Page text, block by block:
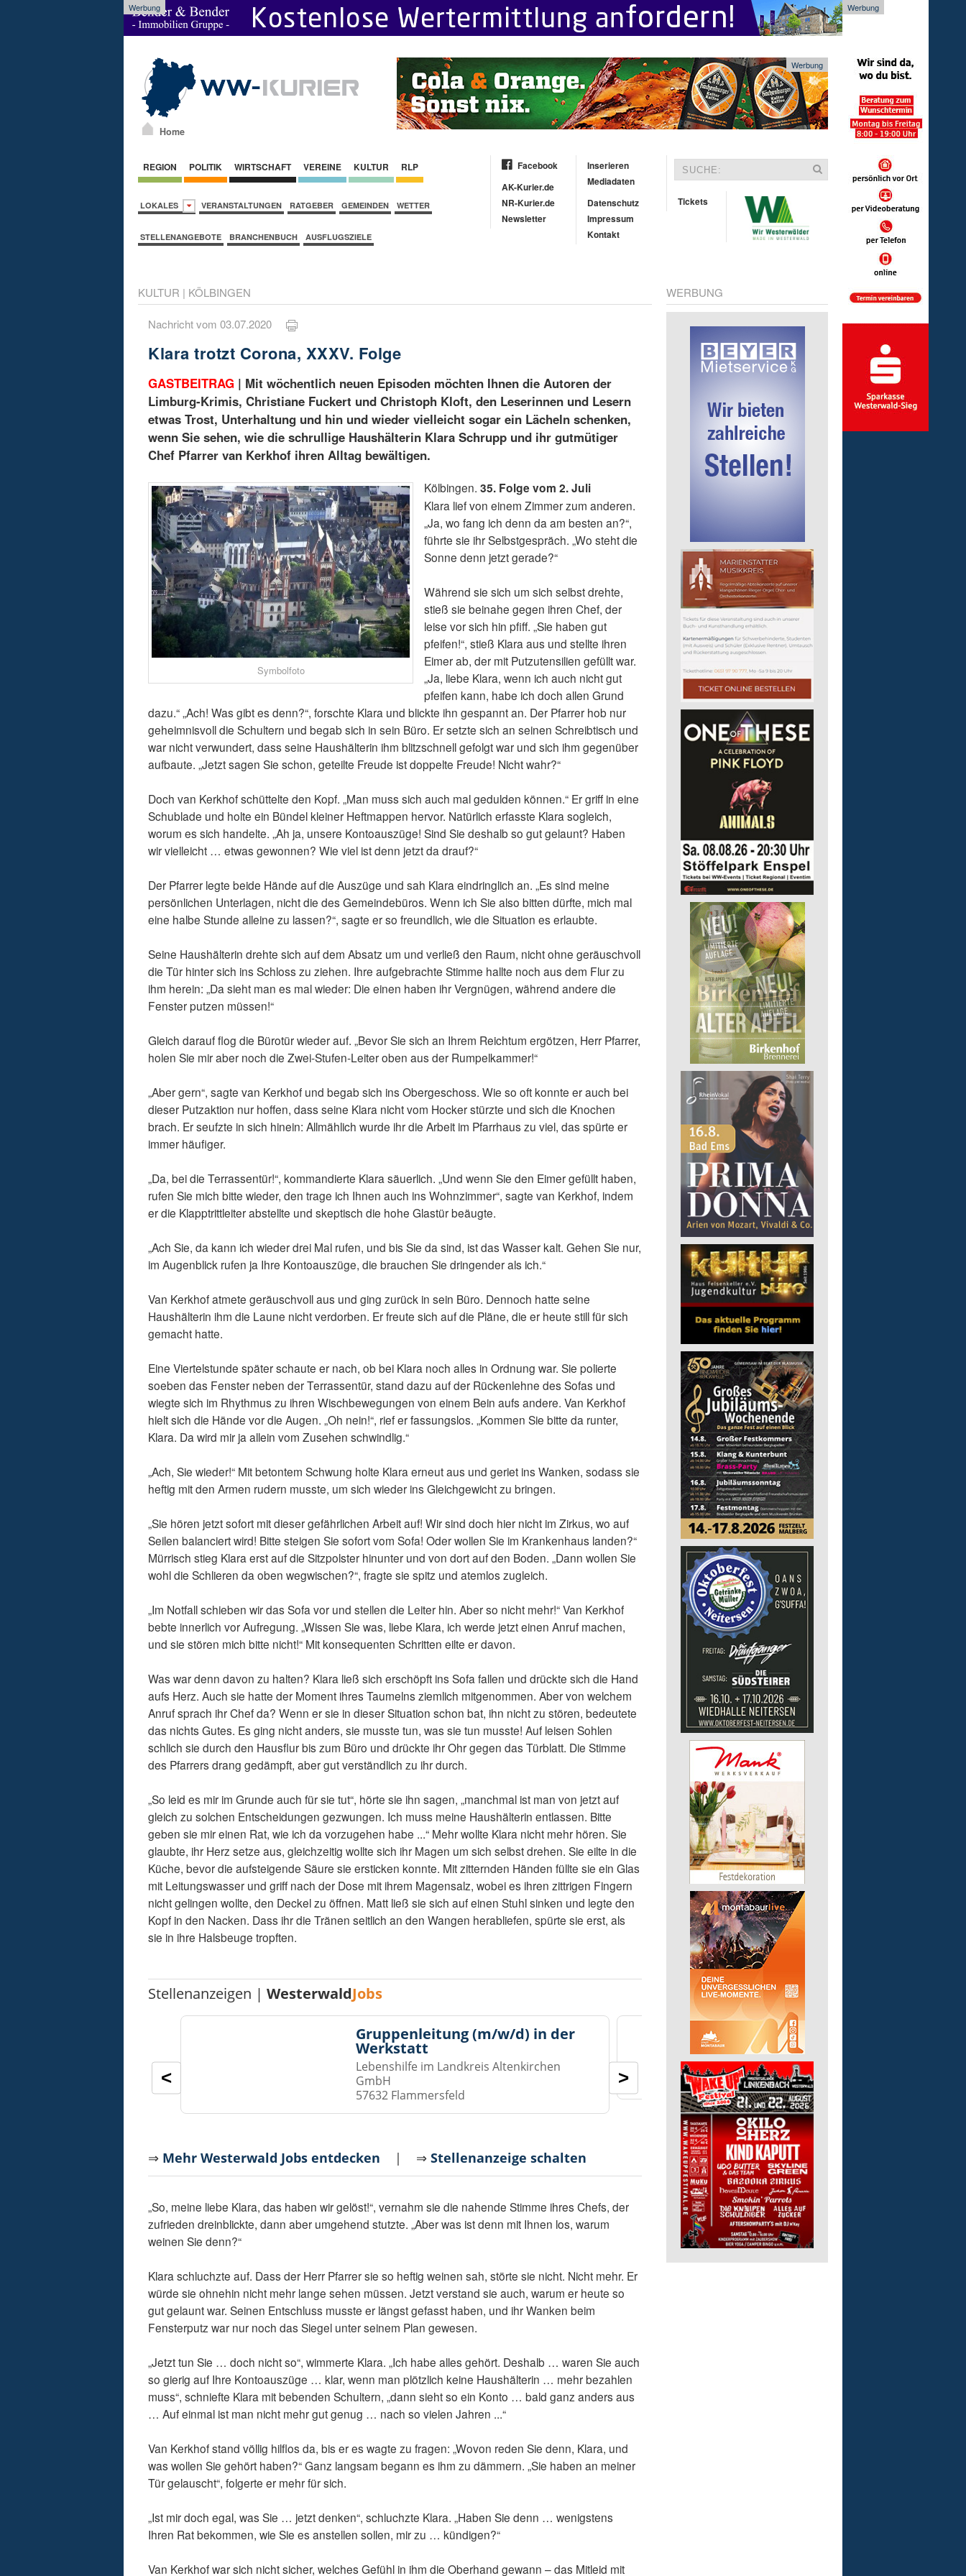
Werbung Werbung
Home
Werbung
REGION POLITIK WIRTSCHAFT VEREINE KULTUR RLP
LOKALES VERANSTALTUNGEN RATGEBER GEMEINDEN WETTER
STELLENANGEBOTE BRANCHENBUCH AUSFLUGSZIELE
Facebook
AK-Kurier.de
NR-Kurier.de
Newsletter
Inserieren
Mediadaten
Datenschutz
Impressum
Kontakt
Tickets
KULTUR | KÖLBINGEN
Nachricht vom 03.07.2020
Klara trotzt Corona, XXXV. Folge
GASTBEITRAG | Mit wöchentlich neuen Episoden möchten Ihnen die Autoren der
Limburg-Krimis, Christiane Fuckert und Christoph Kloft, den Leserinnen und Lesern
etwas Trost, Unterhaltung und hin und wieder vielleicht sogar ein Lächeln schenken,
wenn Sie sehen, wie die schrullige Haushälterin Klara Schrupp und ihr gutmütiger
Chef Pfarrer van Kerkhof ihren Alltag bewältigen.
Symbolfoto
Kölbingen.35. Folge vom 2. Juli
Klara lief von einem Zimmer zum anderen.
„Ja, wo fang ich denn da am besten an?“,
führte sie ihr Selbstgespräch. „Wo steht die
Sonne denn jetzt gerade?“
Während sie sich um sich selbst drehte,
stieß sie beinahe gegen ihren Chef, der
leise vor sich hin pfiff. „Sie haben gut
pfeifen!“, stieß Klara aus und stellte ihren
Eimer ab, der mit Putzutensilien gefüllt war.
„Ja, liebe Klara, wenn ich auch nicht gut
pfeifen kann, habe ich doch allen Grund
dazu.“ „Ach! Was gibt es denn?“, forschte Klara und blickte ihn gespannt an. Der Pfarrer hob nur
geheimnisvoll die Schultern und begab sich in sein Büro. Er setzte sich an seinen Schreibtisch und
war nicht verwundert, dass seine Haushälterin ihm blitzschnell gefolgt war und sich ihm gegenüber
aufbaute. „Jetzt sagen Sie schon, geteilte Freude ist doppelte Freude! Nicht wahr?“
Doch van Kerkhof schüttelte den Kopf. „Man muss sich auch mal gedulden können.“ Er griff in eine
Schublade und holte ein Bündel kleiner Heftmappen hervor. Natürlich erfasste Klara sogleich,
worum es sich handelte. „Ah ja, unsere Kontoauszüge! Sind Sie deshalb so gut gelaunt? Haben
wir vielleicht … etwas gewonnen? Wie viel ist denn jetzt da drauf?“
Der Pfarrer legte beide Hände auf die Auszüge und sah Klara eindringlich an. „Es sind meine
persönlichen Unterlagen, nicht die des Gemeindebüros. Wenn ich Sie also bitten dürfte, mich mal
eine halbe Stunde alleine zu lassen?“, sagte er so freundlich, wie die Situation es erlaubte.
Seine Haushälterin drehte sich auf dem Absatz um und verließ den Raum, nicht ohne geräuschvoll
die Tür hinter sich ins Schloss zu ziehen. Ihre aufgebrachte Stimme hallte noch aus dem Flur zu
ihm herein: „Da sieht man es mal wieder: Die einen haben ihr Vergnügen, während andere die
Fenster putzen müssen!“
Gleich darauf flog die Bürotür wieder auf. „Bevor Sie sich an Ihrem Reichtum ergötzen, Herr Pfarrer,
holen Sie mir aber noch die Zwei-Stufen-Leiter oben aus der Rumpelkammer!“
„Aber gern“, sagte van Kerkhof und begab sich ins Obergeschoss. Wie so oft konnte er auch bei
dieser Putzaktion nur hoffen, dass seine Klara nicht vom Hocker stürzte und sich die Knochen
brach. Er seufzte in sich hinein: Allmählich wurde ihr die Arbeit im Pfarrhaus zu viel, das spürte er
immer häufiger.
„Da, bei die Terrassentür!“, kommandierte Klara säuerlich. „Und wenn Sie den Eimer gefüllt haben,
rufen Sie mich bitte wieder, den trage ich Ihnen auch ins Wohnzimmer“, sagte van Kerkhof, indem
er die Klapptrittleiter abstellte und skeptisch die hohe Glastür beäugte.
„Ach Sie, da kann ich wieder drei Mal rufen, und bis Sie da sind, ist das Wasser kalt. Gehen Sie nur,
im Augenblick rufen ja Ihre Kontoauszüge, die brauchen Sie dringender als ich.“
Van Kerkhof atmete geräuschvoll aus und ging zurück in sein Büro. Dennoch hatte seine
Haushälterin ihm die Laune nicht verdorben. Er freute sich auf die Pläne, die er heute still für sich
gemacht hatte.
Eine Viertelstunde später schaute er nach, ob bei Klara noch alles in Ordnung war. Sie polierte
soeben das Fenster neben der Terrassentür, stand dazu auf der Rückenlehne des Sofas und
wiegte sich im Rhythmus zu ihren Wischbewegungen von einem Bein aufs andere. Van Kerkhof
hielt sich die Hände vor die Augen. „Oh nein!“, rief er fassungslos. „Kommen Sie bitte da runter,
Klara. Da wird mir ja allein vom Zusehen schwindlig.“
„Ach, Sie wieder!“ Mit betontem Schwung holte Klara erneut aus und geriet ins Wanken, sodass sie
heftig mit den Armen rudern musste, um sich wieder ins Gleichgewicht zu bringen.
„Sie hören jetzt sofort mit dieser gefährlichen Arbeit auf! Wir sind doch hier nicht im Zirkus, wo auf
Seilen balanciert wird! Bitte steigen Sie sofort vom Sofa! Oder wollen Sie im Krankenhaus landen?“
Mürrisch stieg Klara erst auf die Sitzpolster hinunter und von dort auf den Boden. „Dann wollen Sie
wohl die Schlieren da oben wegwischen?“, fragte sie spitz und atemlos zugleich.
„Im Notfall schieben wir das Sofa vor und stellen die Leiter hin. Aber so nicht mehr!“ Van Kerkhof
bebte innerlich vor Aufregung. „Wissen Sie was, liebe Klara, ich werde jetzt einen Anruf machen,
und sie stören mich bitte nicht!“ Mit konsequenten Schritten eilte er davon.
Was war denn davon zu halten? Klara ließ sich erschöpft ins Sofa fallen und drückte sich die Hand
aufs Herz. Auch sie hatte der Moment ihres Taumelns ziemlich mitgenommen. Aber von welchem
Anruf sprach ihr Chef da? Wenn er sie in dieser Situation schon bat, ihn nicht zu stören, bedeutete
das nichts Gutes. Es ging nicht anders, sie musste tun, was sie tun musste! Auf leisen Sohlen
schlich sie durch den Hausflur bis zum Büro und drückte ihr Ohr gegen das Türblatt. Die Stimme
des Pfarrers drang gedämpft, aber gut verständlich zu ihr durch.
„So leid es mir im Grunde auch für sie tut“, hörte sie ihn sagen, „manchmal ist man von jetzt auf
gleich zu solchen Entscheidungen gezwungen. Ich muss meine Haushälterin entlassen. Bitte
geben sie mir einen Rat, wie ich da vorzugehen habe ...“ Mehr wollte Klara nicht mehr hören. Sie
glaubte, ihr Herz setze aus, gleichzeitig wollte sich ihr Magen um sich selbst drehen. Sie eilte in die
Küche, bevor die aufsteigende Säure sie ersticken konnte. Mit zitternden Händen füllte sie ein Glas
mit Leitungswasser und griff nach der Dose mit ihrem Magensalz, wobei es ihren zittrigen Fingern
nicht gelingen wollte, den Deckel zu öffnen. Matt ließ sie sich auf einen Stuhl sinken und legte den
Kopf in den Nacken. Dass ihr die Tränen seitlich an den Wangen herabliefen, spürte sie erst, als
sie in ihre Halsbeuge tropften.
Stellenanzeigen |WesterwaldJobs
Gruppenleitung (m/w/d) in der
Werkstatt
Lebenshilfe im Landkreis Altenkirchen
GmbH
57632 Flammersfeld
Finanz- und
(m/w/d)
Pusch AG
56242 Marienrachdorf
< >
⇒ Mehr Westerwald Jobs entdecken | ⇒Stellenanzeige schalten
„So, meine liebe Klara, das haben wir gelöst!“, vernahm sie die nahende Stimme ihres Chefs, der
zufrieden dreinblickte, dann aber umgehend stutzte. „Aber was ist denn mit Ihnen los, warum
weinen Sie denn?“
Klara schluchzte auf. Dass der Herr Pfarrer sie so heftig weinen sah, störte sie nicht. Nicht mehr. Er
würde sie ohnehin nicht mehr lange sehen müssen. Jetzt verstand sie auch, warum er heute so
gut gelaunt war. Seinen Entschluss musste er längst gefasst haben, und ihr Wanken beim
Fensterputz war nur noch das Siegel unter seinem Plan gewesen.
„Jetzt tun Sie … doch nicht so“, wimmerte Klara. „Ich habe alles gehört. Deshalb … waren Sie auch
so gierig auf Ihre Kontoauszüge … klar, wenn man plötzlich keine Haushälterin … mehr bezahlen
muss“, schniefte Klara mit bebenden Schultern, „dann sieht so ein Konto … bald ganz anders aus
… Auf einmal ist man nicht mehr gut genug … nach so vielen Jahren ...“
Van Kerkhof stand völlig hilflos da, bis er es wagte zu fragen: „Wovon reden Sie denn, Klara, und
was wollen Sie gehört haben?“ Ganz langsam begann es ihm zu dämmern. „Sie haben an meiner
Tür gelauscht“, folgerte er mehr für sich.
„Ist mir doch egal, was Sie … jetzt denken“, schluchzte Klara. „Haben Sie denn … wenigstens
Ihren Rat bekommen, wie Sie es anstellen sollen, mir zu … kündigen?“
Van Kerkhof war sich nicht sicher, welches Gefühl in ihm die Oberhand gewann – das Mitleid mit
WERBUNG